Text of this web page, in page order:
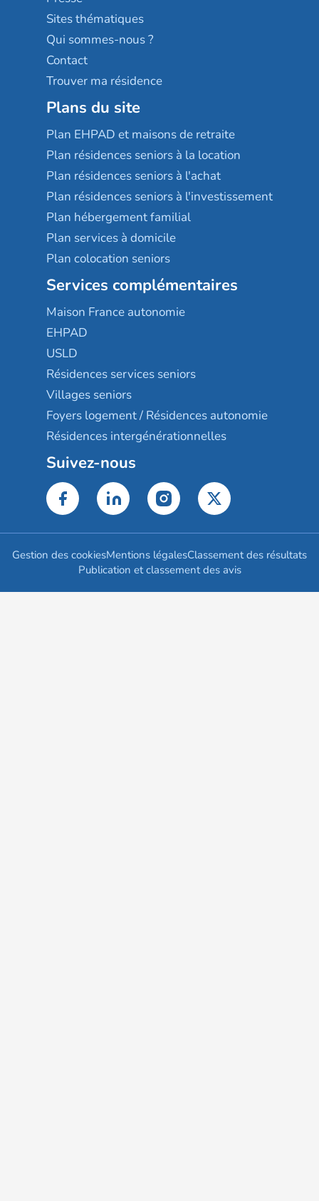
Résidences services Villa Médicis
Sites thématiques
Qui sommes-nous ?
Contact
Trouver ma résidence
Plans du site
Plan EHPAD et maisons de retraite
Plan résidences seniors à la location
Plan résidences seniors à l'achat
Plan résidences seniors à l'investissement
Plan hébergement familial
Plan services à domicile
Plan colocation seniors
Services complémentaires
Maison France autonomie
EHPAD
USLD
Résidences services seniors
Villages seniors
Foyers logement / Résidences autonomie
Résidences intergénérationnelles
Suivez-nous
Gestion des cookiesMentions légalesClassement des résultats
Publication et classement des avis